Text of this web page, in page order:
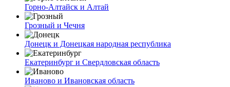
Горно-Алтайск и Алтай
Грозный и Чечня
Донецк и Донецкая народная республика
Екатеринбург и Свердловская область
Иваново и Ивановская область